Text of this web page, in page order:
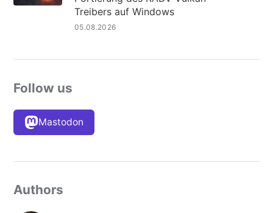
Treibers auf Windows
05.08.2026
Follow us
Mastodon
Authors